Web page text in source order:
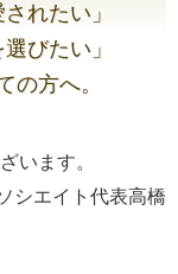
れたい」
びたい」
の方へ。
います。
シエイト代表高橋